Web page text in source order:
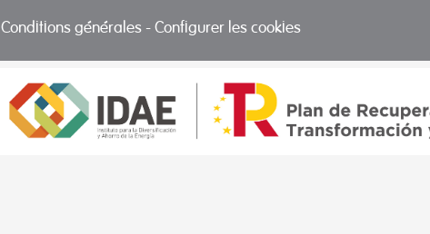
Conditions générales -Configurer les cookies